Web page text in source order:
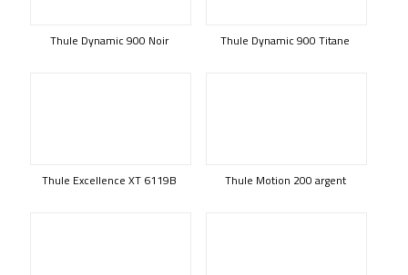
Thule Dynamic 900 Noir Thule Dynamic 900 Titane
Thule Excellence XT 6119B Thule Motion 200 argent